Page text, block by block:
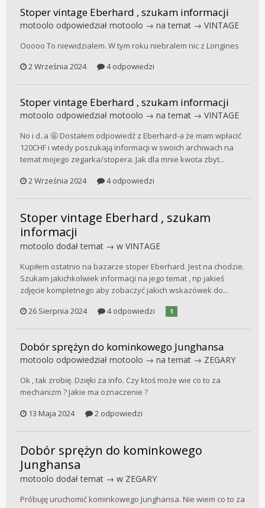
Stoper vintage Eberhard , szukam informacji
motoolo odpowiedział motoolo → na temat → VINTAGE
Ooooo To niewidzialem. W tym roku niebralem nic z Longines
2 Września 2024
4 odpowiedzi
Stoper vintage Eberhard , szukam informacji
motoolo odpowiedział motoolo → na temat → VINTAGE
No i d..a 🤬 Dostałem odpowiedź z Eberhard-a że mam wpłacić
120CHF i wtedy poszukają informacji w swoich archiwach na
temat mojego zegarka/stopera. Jak dla mnie kwota zbyt...
2 Września 2024
4 odpowiedzi
Stoper vintage Eberhard , szukam
informacji
motoolo dodał temat → w VINTAGE
Kupiłem ostatnio na bazarze stoper Eberhard. Jest na chodzie.
Szukam jakichkolwiek informacji na jego temat , np jakieś
zdjęcie kompletnego aby zobaczyć jakich wskazówek do...
26 Sierpnia 2024
4 odpowiedzi 1
Dobór sprężyn do kominkowego Junghansa
motoolo odpowiedział motoolo → na temat → ZEGARY
Ok , tak zrobię. Dzięki za info. Czy ktoś może wie co to za
mechanizm ? Jakie ma oznaczenie ?
13 Maja 2024
2 odpowiedzi
Dobór sprężyn do kominkowego
Junghansa
motoolo dodał temat → w ZEGARY
Próbuję uruchomić kominkowego Junghansa. Nie wiem co to za